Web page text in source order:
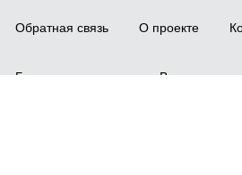
Обратная связь О проекте
Безопасная сделка Вопрос-ответ